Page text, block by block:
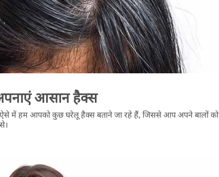
आसान हैक्स
में हम आपको कुछ घरेलू हैक्स बताने जा रहे हैं, जिससे आप अपने बालों को